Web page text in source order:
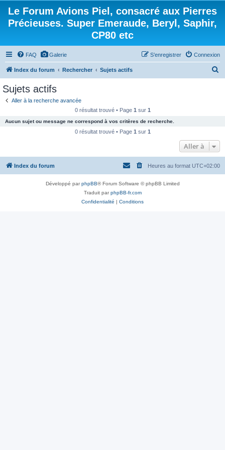
Le Forum Avions Piel, consacré aux Pierres
Précieuses. Super Emeraude, Beryl, Saphir,
CP80 etc
FAQ Galerie Connexion
S’enregistrer
Index du forum Rechercher Sujets actifs
c
e
Sujets actifs
Aller à la recherche avancée
0 résultat trouvé • Page 1 sur 1
Aucun sujet ou message ne correspond à vos critères de recherche.
0 résultat trouvé • Page 1 sur 1
Aller à
Index du forum Heures au format UTC+02:00
Développé parphpBB® Forum Software © phpBB Limited
Traduit parphpBB-fr.com
Confidentialité | Conditions